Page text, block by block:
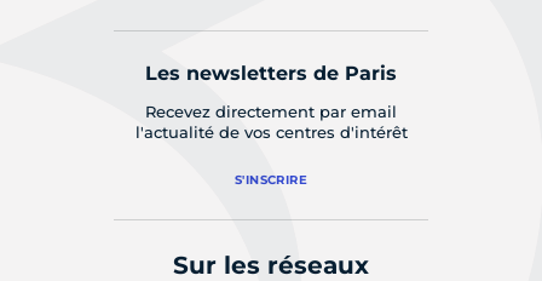
Les newsletters de Paris
Recevez directement par email
l'actualité de vos centres d'intérêt
S'INSCRIRE
Sur les réseaux